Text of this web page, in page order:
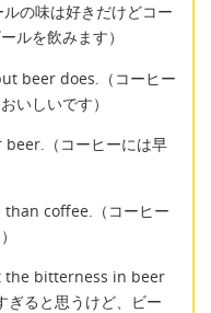
の味は好きだけどコー
ルを飲みます）
beer does.（コーヒー
いしいです）
（コーヒーには早
coffee.（コーヒー
bitterness in beer
ると思うけど、ビー